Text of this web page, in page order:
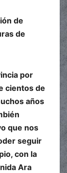
de
de
por
cientos de
años
que nos
seguir
con la
Ara